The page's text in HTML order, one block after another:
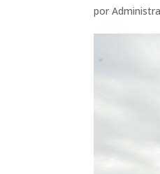
por